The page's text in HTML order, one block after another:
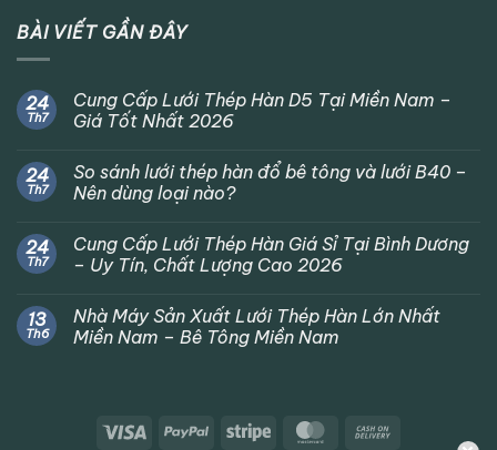
BÀI VIẾT GẦN ĐÂY
24
Th7
Cung Cấp Lưới Thép Hàn D5 Tại Miền Nam –
Giá Tốt Nhất 2026
24
Th7
So sánh lưới thép hàn đổ bê tông và lưới B40 –
Nên dùng loại nào?
24
Th7
Cung Cấp Lưới Thép Hàn Giá Sỉ Tại Bình Dương
– Uy Tín, Chất Lượng Cao 2026
13
Th6
Nhà Máy Sản Xuất Lưới Thép Hàn Lớn Nhất
Miền Nam – Bê Tông Miền Nam